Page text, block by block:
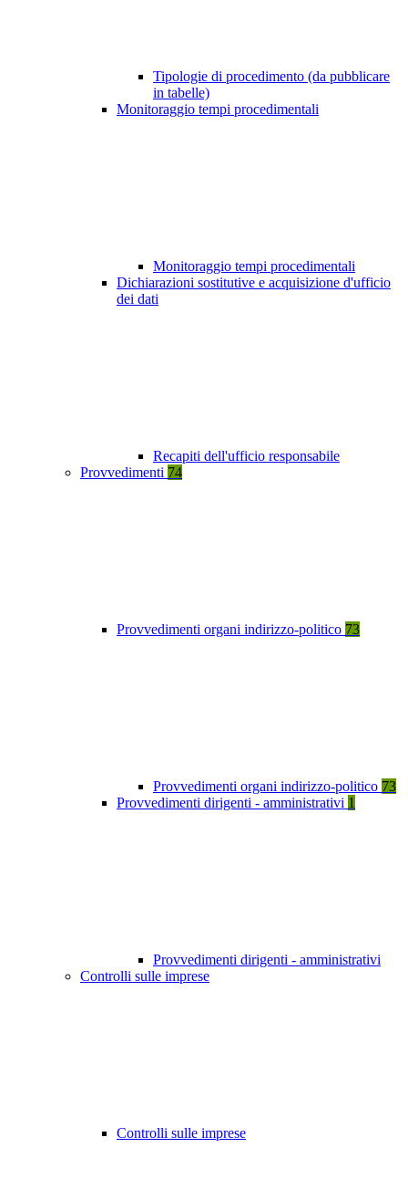
Tipologie di procedimento (da pubblicare
in tabelle)
Monitoraggio tempi procedimentali
Monitoraggio tempi procedimentali
Dichiarazioni sostitutive e acquisizione d'ufficio
dei dati
Recapiti dell'ufficio responsabile
Provvedimenti 74
Provvedimenti organi indirizzo-politico 73
Provvedimenti organi indirizzo-politico 73
Provvedimenti dirigenti - amministrativi 1
Provvedimenti dirigenti - amministrativi
Controlli sulle imprese
Controlli sulle imprese